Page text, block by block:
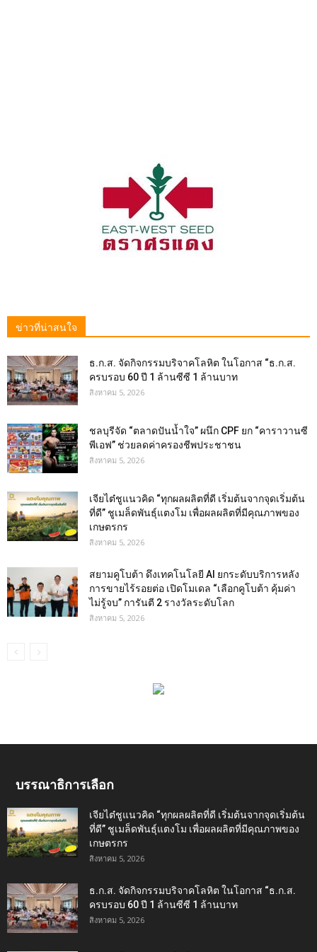
ข่าวที่น่าสนใจ
ธ.ก.ส. จัดกิจกรรมบริจาคโลหิต ในโอกาส “ธ.ก.ส.
ครบรอบ 60 ปี 1 ล้านซีซี 1 ล้านบาท
สิงหาคม 5, 2026
ชลบุรีจัด “ตลาดปันน้ำใจ” ผนึก CPF ยก “คาราวานซี
พีเอฟ” ช่วยลดค่าครองชีพประชาชน
สิงหาคม 5, 2026
เจียไต๋ชูแนวคิด “ทุกผลผลิตที่ดี เริ่มต้นจากจุดเริ่มต้น
ที่ดี” ชูเมล็ดพันธุ์แตงโม เพื่อผลผลิตที่มีคุณภาพของ
เกษตรกร
สิงหาคม 5, 2026
สยามคูโบต้า ดึงเทคโนโลยี AI ยกระดับบริการหลัง
การขายไร้รอยต่อ เปิดโมเดล “เลือกคูโบต้า คุ้มค่า
ไม่รู้จบ” การันตี 2 รางวัลระดับโลก
สิงหาคม 5, 2026
บรรณาธิการเลือก
เจียไต๋ชูแนวคิด “ทุกผลผลิตที่ดี เริ่มต้นจากจุดเริ่มต้น
ที่ดี” ชูเมล็ดพันธุ์แตงโม เพื่อผลผลิตที่มีคุณภาพของ
เกษตรกร
สิงหาคม 5, 2026
ธ.ก.ส. จัดกิจกรรมบริจาคโลหิต ในโอกาส “ธ.ก.ส.
ครบรอบ 60 ปี 1 ล้านซีซี 1 ล้านบาท
สิงหาคม 5, 2026